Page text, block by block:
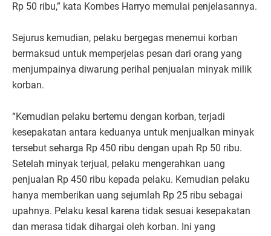
Rp 50 ribu,” kata Kombes Harryo memulai penjelasannya.
Sejurus kemudian, pelaku bergegas menemui korban
bermaksud untuk memperjelas pesan dari orang yang
menjumpainya diwarung perihal penjualan minyak milik
korban.
“Kemudian pelaku bertemu dengan korban, terjadi
kesepakatan antara keduanya untuk menjualkan minyak
tersebut seharga Rp 450 ribu dengan upah Rp 50 ribu.
Setelah minyak terjual, pelaku mengerahkan uang
penjualan Rp 450 ribu kepada pelaku. Kemudian pelaku
hanya memberikan uang sejumlah Rp 25 ribu sebagai
upahnya. Pelaku kesal karena tidak sesuai kesepakatan
dan merasa tidak dihargai oleh korban. Ini yang